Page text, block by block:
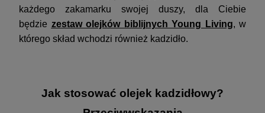
każdego zakamarku swojej duszy, dla Ciebie
będzie zestaw olejków biblijnych Young Living, w
którego skład wchodzi również kadzidło.
Jak stosować olejek kadzidłowy?